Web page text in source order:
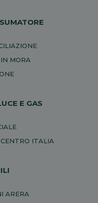
MORA
E GAS
ITALIA
ARERA